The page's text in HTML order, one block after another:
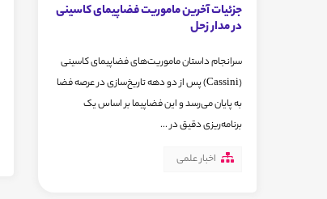
جزئیات آخرین ماموریت فضاپیمای کاسینی
در مدار زحل
سرانجام داستان ماموریت‌های فضاپیمای کاسینی
(Cassini) پس از دو دهه تاریخ‌سازی در عرصه فضا
به پایان می‌رسد و این فضاپیما بر اساس یک
برنامه‌ریزی دقیق در ...
اخبار علمی